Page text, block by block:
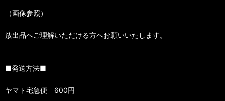
（画像参照）
放出品へご理解いただける方へお願いいたします。
■発送方法■
ヤマト宅急便 600円